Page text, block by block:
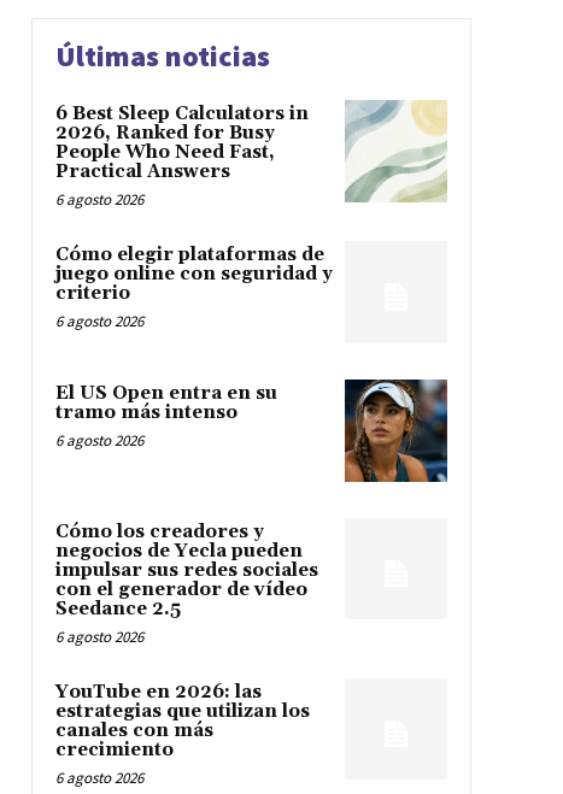
Últimas noticias
6 Best Sleep Calculators in
2026, Ranked for Busy
People Who Need Fast,
Practical Answers
6 agosto 2026
Cómo elegir plataformas de
juego online con seguridad y
criterio
6 agosto 2026
El US Open entra en su
tramo más intenso
6 agosto 2026
Cómo los creadores y
negocios de Yecla pueden
impulsar sus redes sociales
con el generador de vídeo
Seedance 2.5
6 agosto 2026
YouTube en 2026: las
estrategias que utilizan los
canales con más
crecimiento
6 agosto 2026